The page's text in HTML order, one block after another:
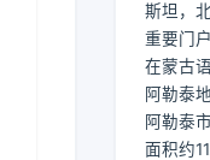
斯坦，
重要门
在蒙古
阿勒泰
阿勒泰
面积约